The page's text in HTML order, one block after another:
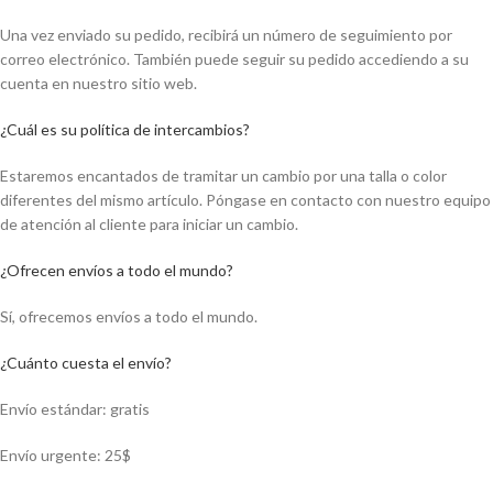
Una vez enviado su pedido, recibirá un número de seguimiento por
correo electrónico. También puede seguir su pedido accediendo a su
cuenta en nuestro sitio web.
¿Cuál es su política de intercambios?
Estaremos encantados de tramitar un cambio por una talla o color
diferentes del mismo artículo. Póngase en contacto con nuestro equipo
de atención al cliente para iniciar un cambio.
¿Ofrecen envíos a todo el mundo?
Sí, ofrecemos envíos a todo el mundo.
¿Cuánto cuesta el envío?
Envío estándar: gratis
Envío urgente: 25$